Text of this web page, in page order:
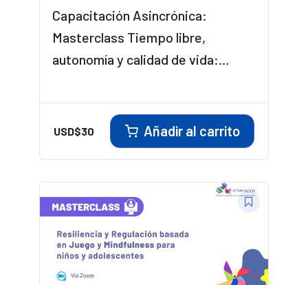
Capacitación Asincrónica:
Masterclass Tiempo libre,
autonomía y calidad de vida:
USD$30 Añadir al carrito